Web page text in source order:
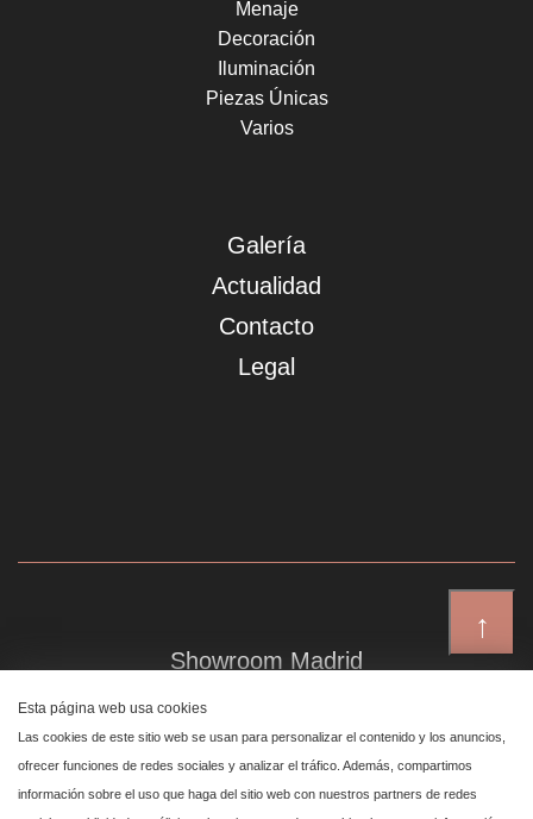
↑
Menaje
Decoración
Iluminación
Piezas Únicas
Varios
Galería
Actualidad
Contacto
Legal
Showroom Madrid
Plaza de Canalejas 6, 4 izq
Centro, 28014 Madrid
Esta página web usa cookies
Las cookies de este sitio web se usan para personalizar el contenido y los anuncios,
ofrecer funciones de redes sociales y analizar el tráfico. Además, compartimos
información sobre el uso que haga del sitio web con nuestros partners de redes